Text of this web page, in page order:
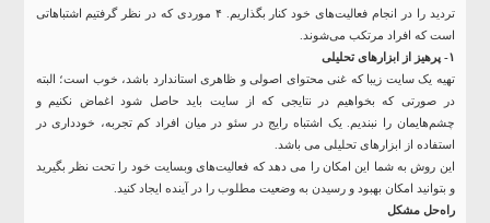
تردید را در انجام فعالیت‌های خود کنار بگذاریم. ۴ موردی که در نظر گرفتیم اشتباهاتی
است که افراد مرتکب می‌شوند.
۱- پرهیز از ابزارهای تحلیلی
تهیه یک سایت زیبا که غنی محتوای اصولی و ظاهری استاندارد باشد، خوب است؛ البته
در صورتی که بخواهیم در نتایجی که از سایت باید حاصل شود اغماض نکنیم و
چشم‏‌هایمان را نبندیم. یک اشتباه رایج در سئو در میان افراد کم تجربه، خودداری در
استفاده از ابزارهای تحلیلی می باشد.
این روش به شما این امکان را می دهد که فعالیت‌های وبسایت خود را تحت نظر بگیرید
و بتوانید امکان بهبود و رسیدن به وضعیت مطلوب را در آینده ایجاد کنید.
راه‌حل مشکل